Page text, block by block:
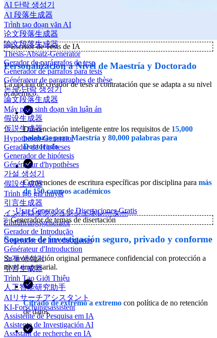
AI 단락 생성기
AI 段落生成器
Trình tạo đoạn văn AI
论文段落生成器
論文段落生成器
Thesis-Absatz-Generator
Gerador de parágrafos de tese
Generador de párrafos para tesis
Générateur de paragraphes de thèse
논문 단락 생성기
論文段落生成器
Máy phát sinh đoạn văn luận án
假设生成器
仮説生成器
Hypothesen-Generator
Gerador de Hipóteses
Generador de hipótesis
Générateur d'hypothèses
가설 생성기
假設生成器
Trình tạo giả thuyết
引言生成器
イントロダクションジェネレーター
Einführungsgenerator
Gerador de Introdução
Generador de Introducciones
Générateur d'Introduction
소개 생성기
引言生成器
Trình Tạo Giới Thiệu
人工智能研究助手
AIリサーチアシスタント
KI-Forschungsassistent
Assistente de Pesquisa em IA
Asistente de Investigación AI
Assistant de recherche en IA
✨Escritor de Tesis de IA
Personalización a Nivel de Maestría y Doctorado
La opción de creador de tesis a contratación que se adapta a su nivel
académico.
Diferenciación inteligente entre los requisitos de 15,000
palabras para Maestría y 80,000 palabras para
Doctorado
Convenciones de escritura específicas por disciplina para más
de 150 campos académicos
Usar Generador de Disertaciones Gratis
✨Generador de temas de disertación
Soporte de investigación seguro, privado y conforme
Su investigación original permanece confidencial con protección a
nivel empresarial.
Cifrado de extremo a extremo con política de no retención
de datos